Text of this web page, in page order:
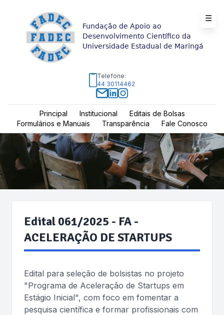
Fundação de Apoio ao
Desenvolvimento Científico da
Universidade Estadual de Maringá
Telefone:
44 30114462
Principal Institucional
Editais de Bolsas
Formulários e Manuais
Transparência Fale Conosco
Edital 061/2025 - FA -
ACELERAÇÃO DE STARTUPS
Edital para seleção de bolsistas no projeto
"Programa de Aceleração de Startups em
Estágio Inicial", com foco em fomentar a
pesquisa científica e formar profissionais com
☰